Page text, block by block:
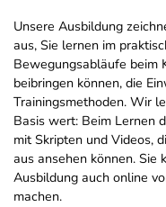
Unsere Ausbildung
aus, Sie lernen im
Bewegungsabläufe beim
beibringen können, die
Trainingsmethoden. Wir
Basis wert: Beim Lernen
mit Skripten und Videos,
aus ansehen können. Sie
Ausbildung auch online
machen.